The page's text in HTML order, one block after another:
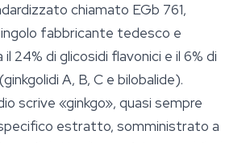
chiamato EGb 761,
fabbricante tedesco e
24% di glicosidi flavonici e il 6% di
A, B, C e bilobalide).
scrive «ginkgo», quasi sempre
estratto, somministrato a